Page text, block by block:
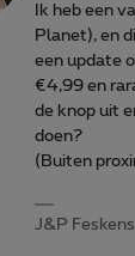
Ik heb een
Planet), en
een update
€4,99 en
de knop uit
doen?
(Buiten
J&P Feskens